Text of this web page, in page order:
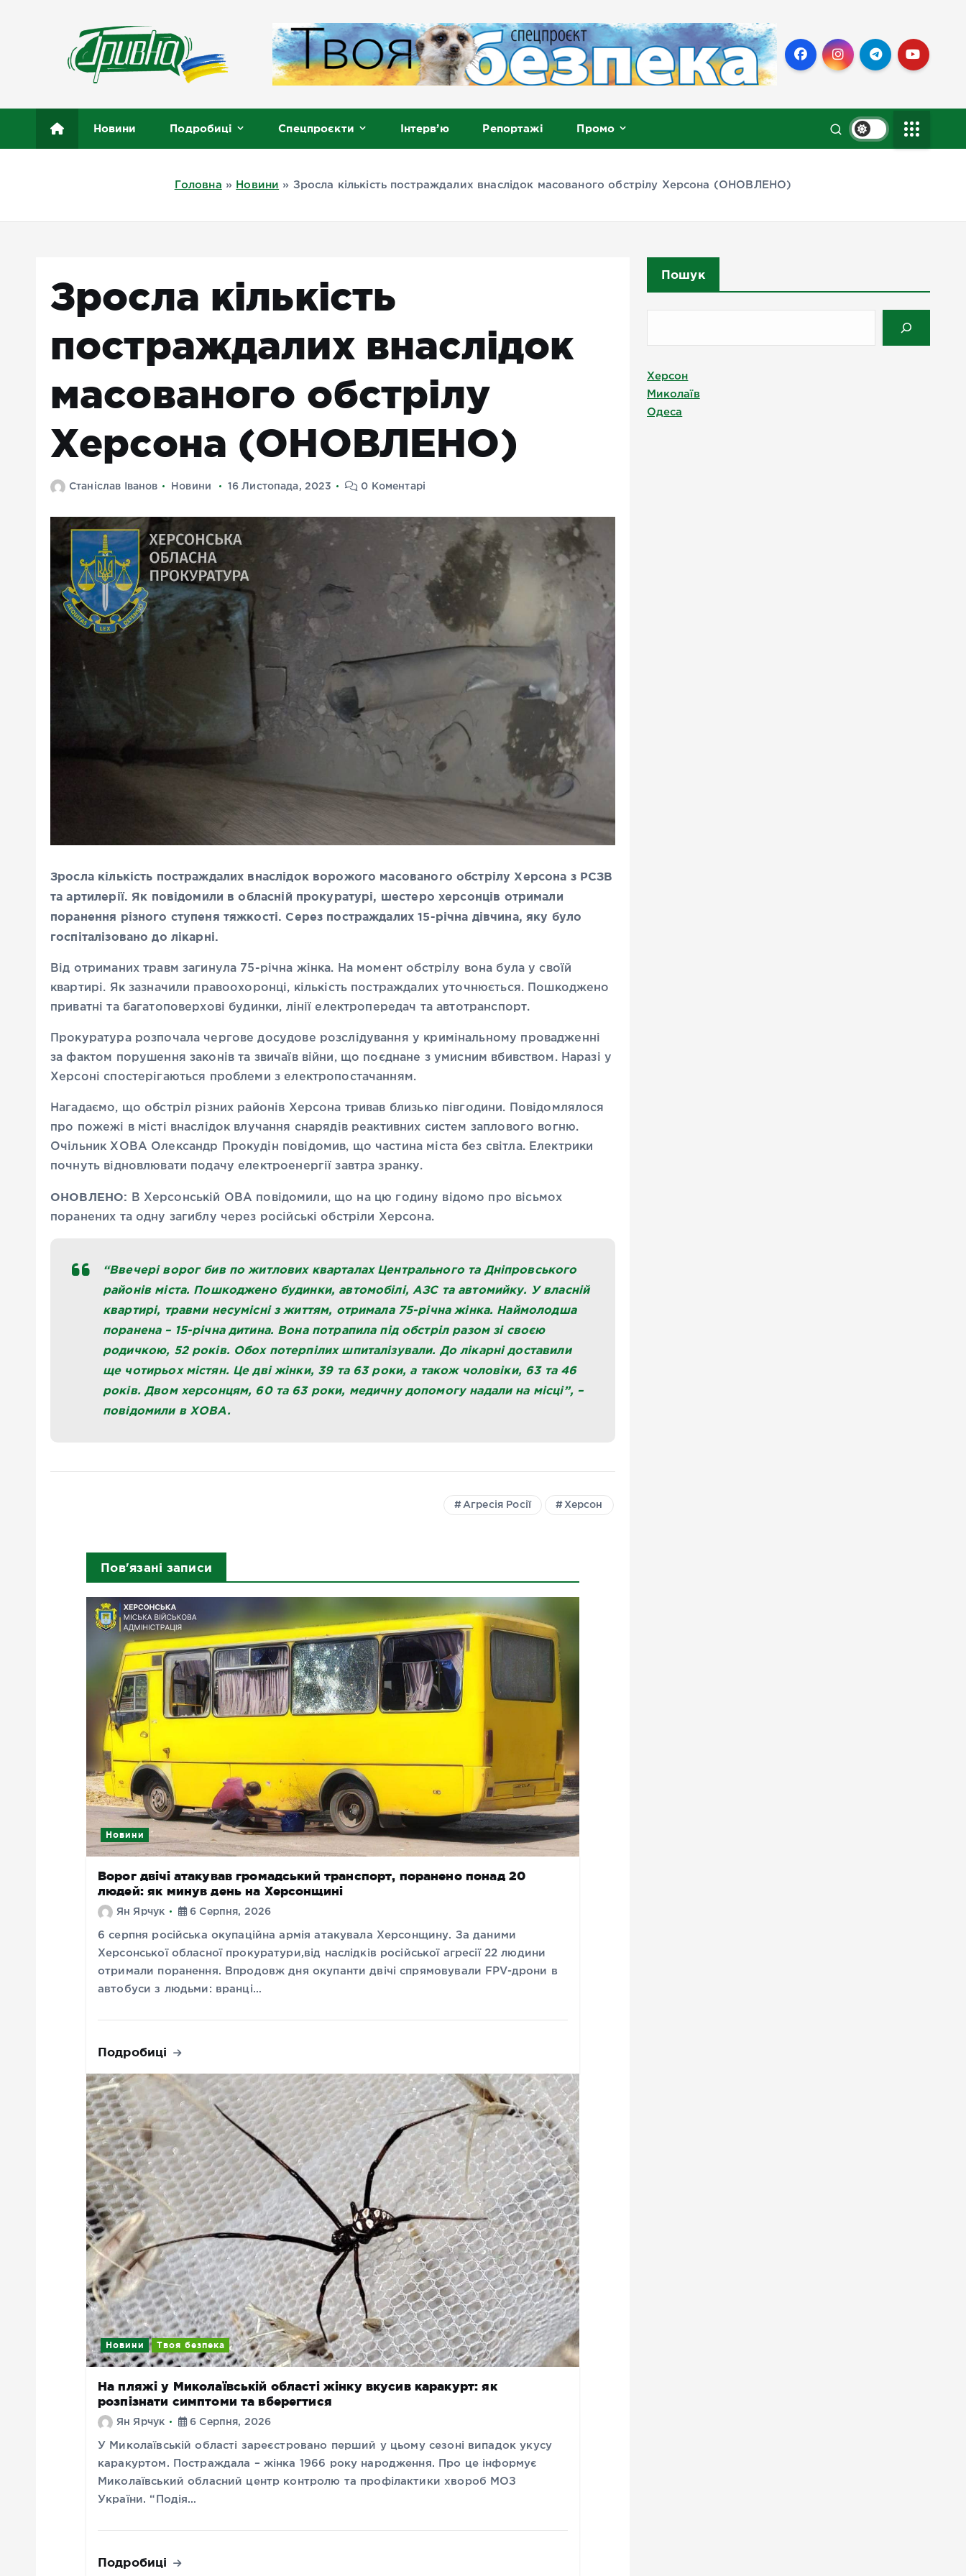
о
с
Новини Подробиці Спецпроєкти Інтерв’ю Репортажі Промо
Головна » Новини » Зросла кількість постраждалих внаслідок масованого обстрілу Херсона (ОНОВЛЕНО)
Зросла кількість
постраждалих внаслідок
масованого обстрілу
Херсона (ОНОВЛЕНО)
Станіслав Іванов Новини 16 Листопада, 2023 0 Коментарі
Зросла кількість постраждалих внаслідок ворожого масованого обстрілу Херсона з РСЗВ
та артилерії. Як повідомили в обласній прокуратурі, шестеро херсонців отримали
поранення різного ступеня тяжкості. Серез постраждалих 15-річна дівчина, яку було
госпіталізовано до лікарні.
Від отриманих травм загинула 75-річна жінка. На момент обстрілу вона була у своїй
квартирі. Як зазначили правоохоронці, кількість постраждалих уточнюється. Пошкоджено
приватні та багатоповерхові будинки, лінії електропередач та автотранспорт.
Прокуратура розпочала чергове досудове розслідування у кримінальному провадженні
за фактом порушення законів та звичаїв війни, що поєднане з умисним вбивством. Наразі у
Херсоні спостерігаються проблеми з електропостачанням.
Нагадаємо, що обстріл різних районів Херсона тривав близько півгодини. Повідомлялося
про пожежі в місті внаслідок влучання снарядів реактивних систем заплового вогню.
Очільник ХОВА Олександр Прокудін повідомив, що частина міста без світла. Електрики
почнуть відновлювати подачу електроенергії завтра зранку.
ОНОВЛЕНО: В Херсонській ОВА повідомили, що на цю годину відомо про вісьмох
поранених та одну загиблу через російські обстріли Херсона.
“Ввечері ворог бив по житлових кварталах Центрального та Дніпровського
районів міста. Пошкоджено будинки, автомобілі, АЗС та автомийку. У власній
квартирі, травми несумісні з життям, отримала 75-річна жінка. Наймолодша
поранена – 15-річна дитина. Вона потрапила під обстріл разом зі своєю
родичкою, 52 років. Обох потерпілих шпиталізували. До лікарні доставили
ще чотирьох містян. Це дві жінки, 39 та 63 роки, а також чоловіки, 63 та 46
років. Двом херсонцям, 60 та 63 роки, медичну допомогу надали на місці”, –
повідомили в ХОВА.
Агресія Росії Херсон
Пов'язані записи
Новини
Ворог двічі атакував громадський транспорт, поранено понад 20
людей: як минув день на Херсонщині
Ян Ярчук 6 Серпня, 2026
6 серпня російська окупаційна армія атакувала Херсонщину. За даними
Херсонської обласної прокуратури,від наслідків російської агресії 22 людини
отримали поранення. Впродовж дня окупанти двічі спрямовували FPV-дрони в
автобуси з людьми: вранці…
Подробиці
Новини Твоя безпека
На пляжі у Миколаївській області жінку вкусив каракурт: як
розпізнати симптоми та вберегтися
Ян Ярчук 6 Серпня, 2026
У Миколаївській області зареєстровано перший у цьому сезоні випадок укусу
каракуртом. Постраждала – жінка 1966 року народження. Про це інформує
Миколаївський обласний центр контролю та профілактики хвороб МОЗ
України. “Подія…
Подробиці
Пошук
Херсон
Миколаїв
Одеса